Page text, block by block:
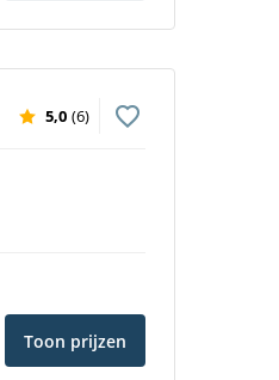
5,0 (6)
Toon prijzen